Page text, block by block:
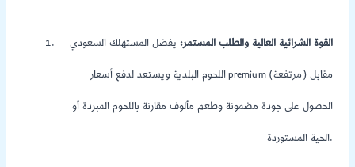
القوة الشرائية العالية والطلب المستمر: يفضل المستهلك السعودي
اللحوم البلدية ويستعد لدفع أسعار premium (مرتفعة) مقابل
الحصول على جودة مضمونة وطعم مألوف مقارنة باللحوم المبردة أو
الحية المستوردة.